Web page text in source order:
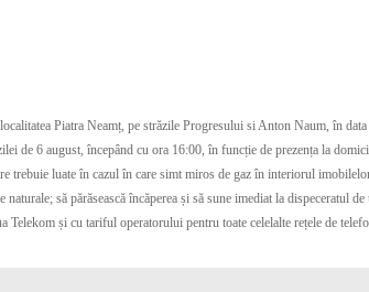
Piatra Neamț, pe străzile Progresului si Anton Naum, în
de 6 august, începând cu ora 16:00, în funcție de prezența la
luate în cazul în care simt miros de gaz în interiorul
să părăsească încăperea și să sune imediat la dispeceratul de
și cu tariful operatorului pentru toate celelalte rețele de